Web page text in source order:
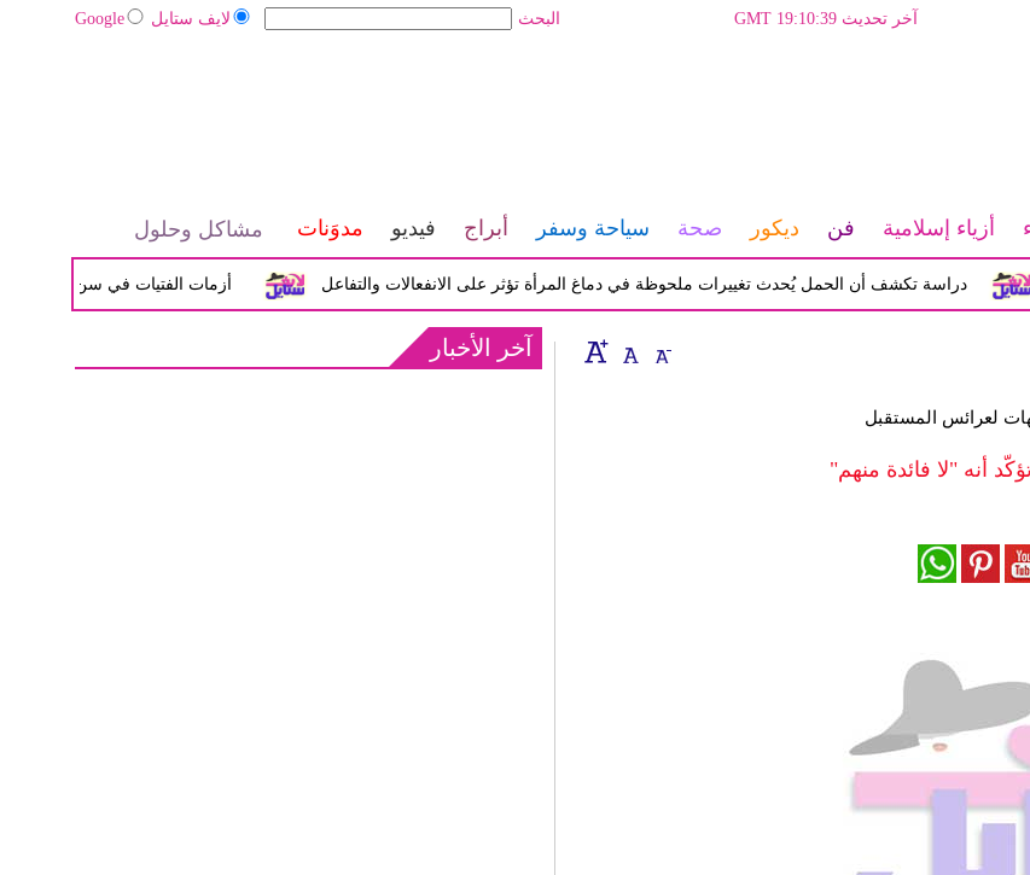
لايف ستايل Google البحث آخر تحديث GMT 19:10:39
أزياء إسلامية فن ديكور صحة سياحة وسفر أبراج فيديو مدوَنات مشاكل وحلول
أزمات الفتيات في سن المراهقة بين دراسة تكشف أن الحمل يُحدث تغييرات ملحوظة في دماغ المرأة تؤثر على الانفعالات والتفاعل
لعرائس المستقبل
أنه "لا فائدة منهم"
آخر الأخبار